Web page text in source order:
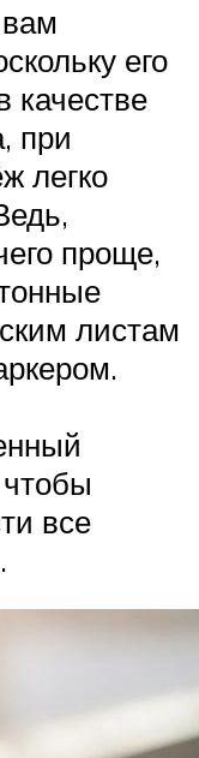
его
качестве
при
легко
проще,
листам
все